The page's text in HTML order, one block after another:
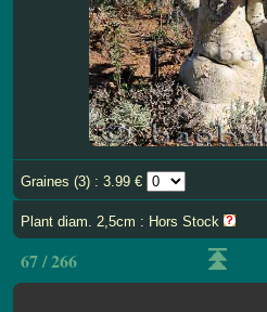
Graines (3) : 3.99 €
Plant diam. 2,5cm : Hors Stock
67 / 266